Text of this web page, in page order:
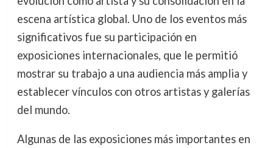
escena artística global. Uno de los eventos más
significativos fue su participación en
exposiciones internacionales, que le permitió
mostrar su trabajo a una audiencia más amplia y
establecer vínculos con otros artistas y galerías
del mundo.
Algunas de las exposiciones más importantes en